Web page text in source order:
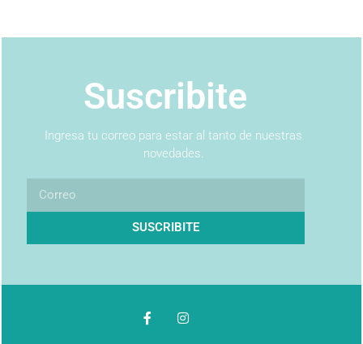
Suscribite
Ingresa tu correo para estar al tanto de nuestras
novedades.
SUSCRIBITE